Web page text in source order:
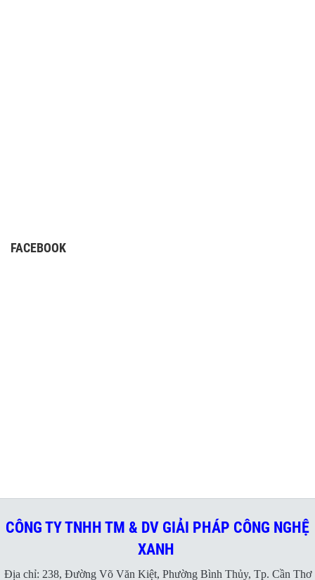
FACEBOOK
CÔNG TY TNHH TM & DV GIẢI PHÁP CÔNG NGHỆ
XANH
Địa chỉ: 238, Đường Võ Văn Kiệt, Phường Bình Thủy, Tp. Cần Thơ